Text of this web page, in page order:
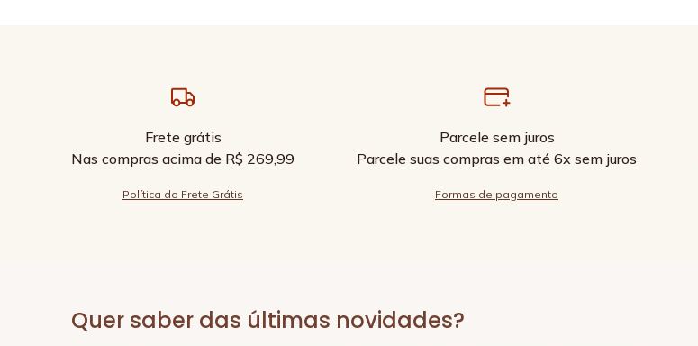
Frete grátis
Nas compras acima de R$ 269,99
Política do Frete Grátis
Parcele sem juros
Parcele suas compras em até 6x sem juros
Formas de pagamento
Quer saber das últimas novidades?